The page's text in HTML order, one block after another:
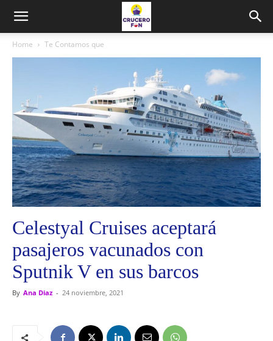
Home Te Contamos que
Celestyal Cruises aceptará
pasajeros vacunados con
Sputnik V en sus barcos
By Ana Diaz - 24 noviembre, 2021